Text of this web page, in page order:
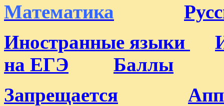
Математика
Иностранные языки
на ЕГЭ
Баллы
Запрещается